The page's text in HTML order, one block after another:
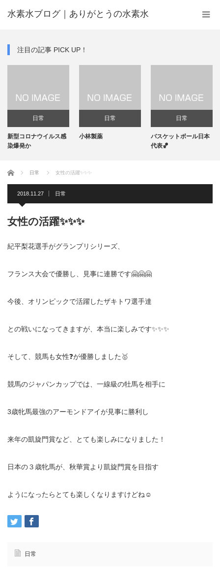
水素水ブログ｜ありがとうの水素水
注目の記事 PICK UP！
ロナウイルス感
か
小林製薬
バスケットボール日本
機能
ホーム 日常 女性の活躍✨✨✨
2018.11.27 日常
女性の活躍✨✨✨
紀平梨花選手がグランプリシリーズ、
フランス大会で優勝し、見事に連勝です🤗🤗🤗
今後、オリンピックで活躍したザキトワ選手達
との戦いになってきますが、本当に楽しみです✨✨✨
そして、競馬も女性❓が優勝しました🥇
競馬のジャパンカップでは、一線級の牡馬を相手に
3歳牝馬最強のアーモンドアイが見事に勝利し
来年の凱旋門賞など、とても楽しみになりました！
日本の３歳牝馬が、秋華賞より凱旋門賞を目指す
ようになったらとても楽しくなりますけどね☺️
日常